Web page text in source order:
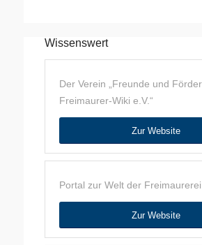
Wissenswert
Der Verein „Freunde und
Freimaurer-Wiki e.V.“
Zur Website
Portal zur Welt der Freimaurerei
Zur Website